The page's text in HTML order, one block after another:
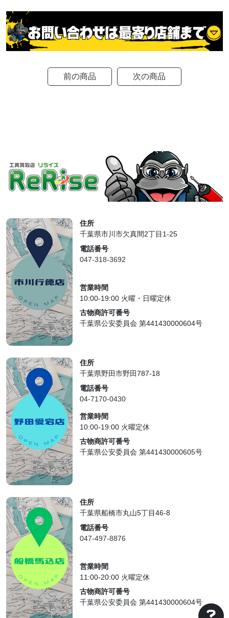
前の商品 次の商品
住所
千葉県市川市欠真間2丁目1-25
電話番号
047-318-3692
営業時間
10:00-19:00 火曜・日曜定休
古物商許可番号
千葉県公安委員会 第441430000604号
住所
千葉県野田市野田787-18
電話番号
04-7170-0430
営業時間
10:00-19:00 火曜定休
古物商許可番号
千葉県公安委員会 第441430000605号
住所
千葉県船橋市丸山5丁目46-8
電話番号
047-497-8876
営業時間
11:00-20:00 火曜定休
古物商許可番号
千葉県公安委員会 第441430000604号